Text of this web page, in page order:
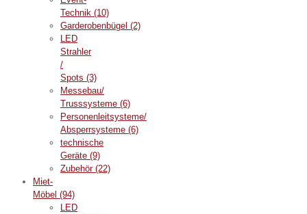
Technik (10)
Garderobenbügel (2)
LED
Strahler
/
Spots (3)
Messebau/
Trusssysteme (6)
Personenleitsysteme/
Absperrsysteme (6)
technische
Geräte (9)
Zubehör (22)
Miet-
Möbel (94)
LED